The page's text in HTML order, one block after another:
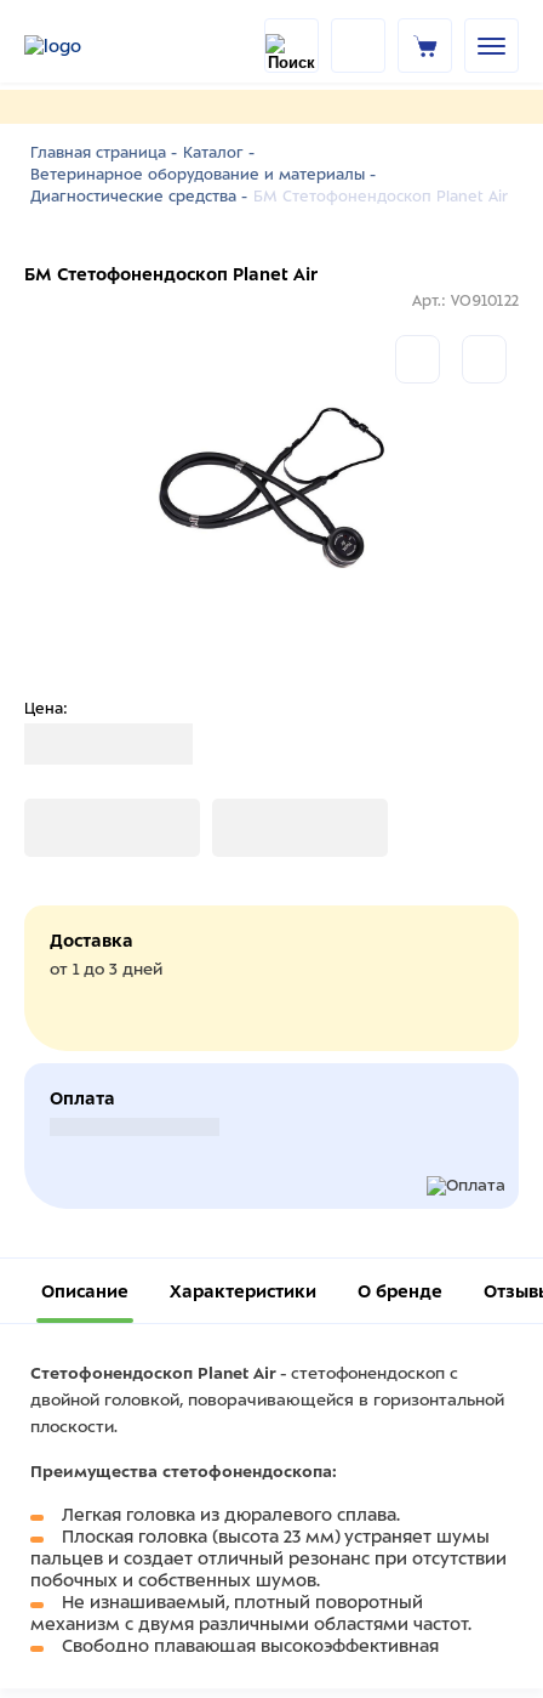
Главная страница - Каталог -
Ветеринарное оборудование и материалы -
Диагностические средства - БМ Стетофонендоскоп Planet Air
БМ Стетофонендоскоп Planet Air
Арт.: VO910122
Цена:
Доставка
от 1 до 3 дней
Оплата
Описание Характеристики О бренде
Стетофонендоскоп Planet Air- стетофонендоскоп с
двойной головкой, поворачивающейся в горизонтальной
плоскости.
Преимущества стетофонендоскопа:
Легкая головка из дюралевого сплава.
Плоская головка (высота 23 мм) устраняет шумы
пальцев и создает отличный резонанс при отсутствии
побочных и собственных шумов.
Не изнашиваемый, плотный поворотный
механизм с двумя различными областями частот.
Свободно плавающая высокоэффективная